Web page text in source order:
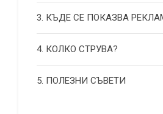
3. КЪДЕ СЕ ПОКАЗВА
4. КОЛКО СТРУВА?
5. ПОЛЕЗНИ СЪВЕТИ